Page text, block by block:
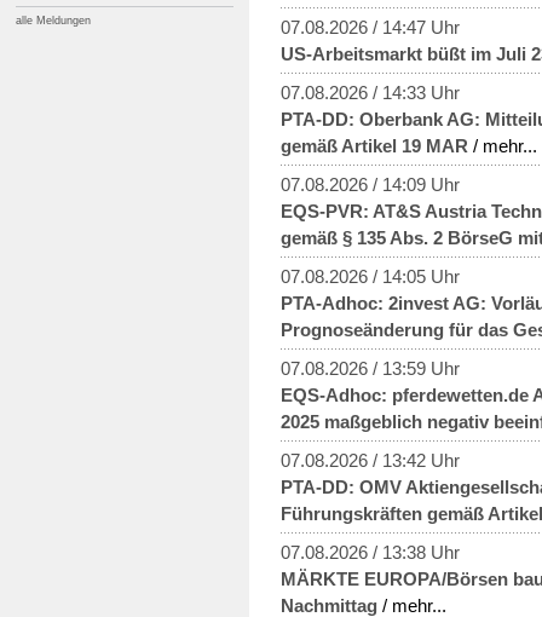
07.08.2026 / 14:47 Uhr
US-Arbeitsmarkt büßt im Juli
07.08.2026 / 14:33 Uhr
PTA-DD: Oberbank AG:
gemäß Artikel 19 MAR / mehr...
07.08.2026 / 14:09 Uhr
EQS-PVR: AT&S Austria
gemäß § 135 Abs. 2 BörseG
07.08.2026 / 14:05 Uhr
PTA-Adhoc: 2invest AG:
Prognoseänderung für das
07.08.2026 / 13:59 Uhr
EQS-Adhoc: pferdewetten.de
2025 maßgeblich negativ
07.08.2026 / 13:42 Uhr
PTA-DD: OMV
Führungskräften gemäß
07.08.2026 / 13:38 Uhr
MÄRKTE EUROPA/Börsen
Nachmittag / mehr...
alle Meldungen